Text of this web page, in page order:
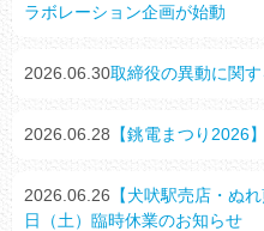
ラボレーション企画が始動
2026.06.30取締役の異動に関
2026.06.28 【銚電まつり2026
2026.06.26 【犬吠駅売店・ぬ
日（土）臨時休業のお知らせ